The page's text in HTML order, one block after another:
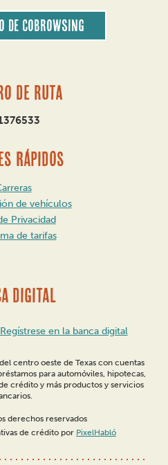
de CoBrowsing
de ruta
RÁPIDOS
de vehículos
Privacidad
de tarifas
DIGITAL
Regístrese en la banca digital
centro oeste de Texas con cuentas
para automóviles, hipotecas,
crédito y más productos y servicios
derechos reservados
de crédito por PixelHabló